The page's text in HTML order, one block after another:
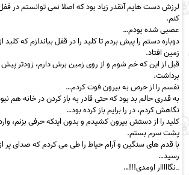
لرزش دست هایم آنقدر زیاد بود که اصلا نمی توانستم در
کنم.
عصبی شده بودم…
دوباره دستم را پیش بردم تا کلید را در قفل بیاندازم که
زمین افتاد.
قبل از این که خم شوم و از روی زمین برش دارم، زودتر
برداشت.
نفسم را از حرص به بیرون فوت کردم…
به قدری حالم بد بود که حتی قادر به باز کردن در خانه هم
نگاهش کردم، در را برایم باز کرده بود…
کلید را از دستش بیرون کشیدم و بدون اینکه حرفی بزنم،
پشت سرم بستم.
با قدم های سنگین و آرام حیاط را طی می کردم که صدای پر
رسید…
_نگااااار اومدی!!!…